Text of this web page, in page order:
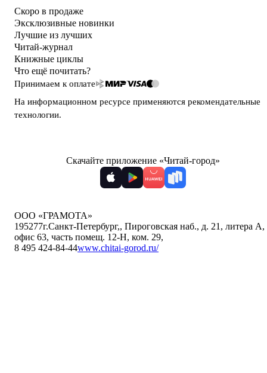
Скоро в продаже
Эксклюзивные новинки
Лучшие из лучших
Читай-журнал
Книжные циклы
Что ещё почитать?
Принимаем к оплате
На информационном ресурсе применяются рекомендательные
технологии.
Скачайте приложение «Читай-город»
ООО «ГРАМОТА»
195277г.Санкт-Петербург,, Пироговская наб., д. 21, литера А,
офис 63, часть помещ. 12-Н, ком. 29,
8 495 424-84-44www.chitai-gorod.ru/